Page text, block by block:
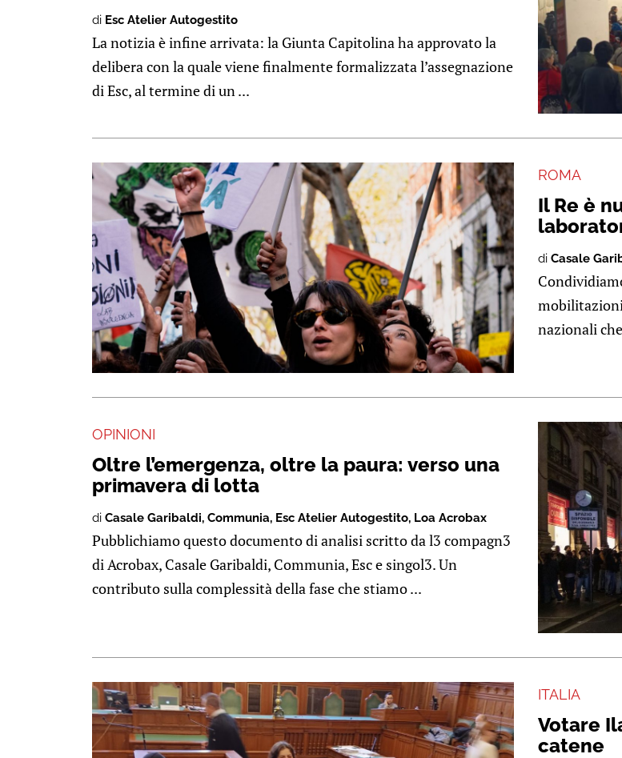
di Esc Atelier Autogestito
La notizia è infine arrivata: la Giunta Capitolina ha approvato la
delibera con la quale viene finalmente formalizzata l’assegnazione
di Esc, al termine di un ...
ROMA
Il Re è
di Casale
nazionali
OPINIONI
Oltre l’emergenza, oltre la paura: verso una
primavera di lotta
di Casale Garibaldi, Communia, Esc Atelier Autogestito, Loa Acrobax
Pubblichiamo questo documento di analisi scritto da l3 compagn3
di Acrobax, Casale Garibaldi, Communia, Esc e singol3. Un
contributo sulla complessità della fase che stiamo ...
ITALIA
Votare
catene